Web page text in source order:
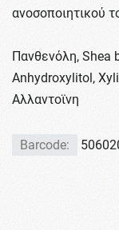
ανοσοποιητικού
Πανθενόλη, Shea
Anhydroxylitol,
Αλλαντοϊνη
Barcode: